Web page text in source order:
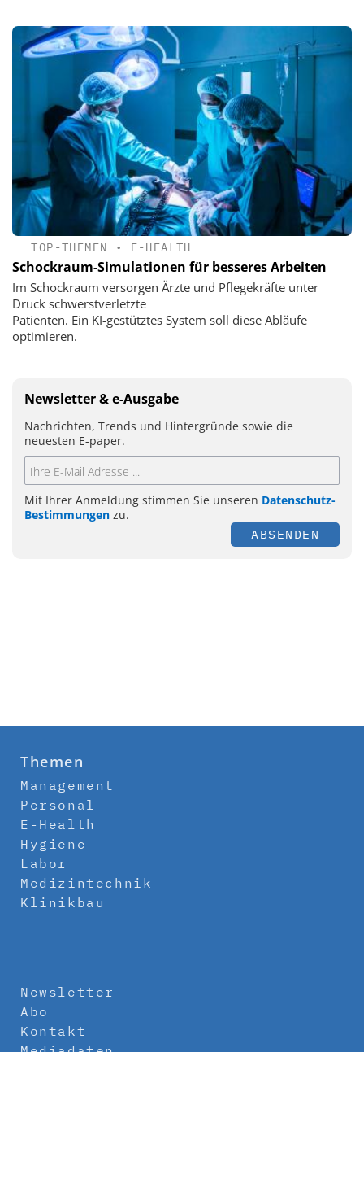
TOP-THEMEN • E-HEALTH
Schockraum-Simulationen für besseres Arbeiten
Im Schockraum versorgen Ärzte und Pflegekräfte unter
Druck schwerstverletzte
Patienten. Ein KI-gestütztes System soll diese Abläufe
optimieren.
Newsletter & e-Ausgabe
Nachrichten, Trends und Hintergründe sowie die
neuesten E-paper.
Mit Ihrer Anmeldung stimmen Sie unseren Datenschutz-
Bestimmungen zu.
ABSENDEN
Themen
Management
Personal
E-Health
Hygiene
Labor
Medizintechnik
Klinikbau
Newsletter
Abo
Kontakt
Mediadaten